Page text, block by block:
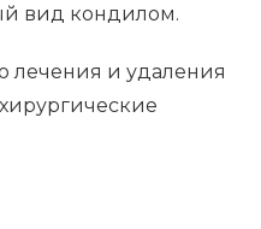
вид кондилом.